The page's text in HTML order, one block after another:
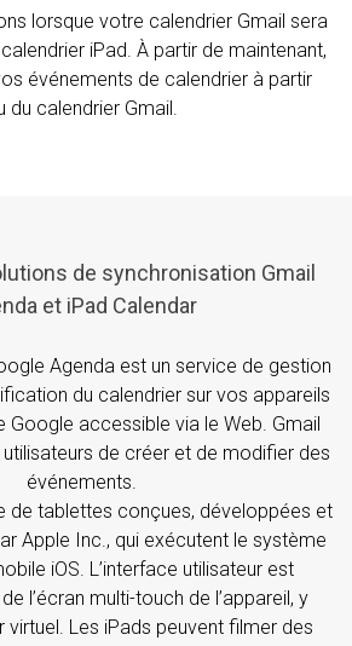
lorsque votre calendrier Gmail sera
iPad. À partir de maintenant,
événements de calendrier à partir
du calendrier Gmail.
de synchronisation Gmail
et iPad Calendar
Agenda est un service de gestion
du calendrier sur vos appareils
Google accessible via le Web. Gmail
de créer et de modifier des
événements.
de tablettes conçues, développées et
Apple Inc., qui exécutent le système
iOS. L’interface utilisateur est
l’écran multi-touch de l’appareil, y
virtuel. Les iPads peuvent filmer des